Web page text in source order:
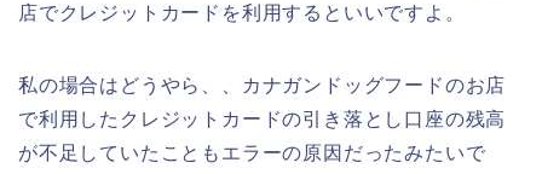
店でクレジットカードを利用するといいですよ。
私の場合はどうやら、、カナガンドッグフードのお店
で利用したクレジットカードの引き落とし口座の残高
が不足していたこともエラーの原因だったみたいで